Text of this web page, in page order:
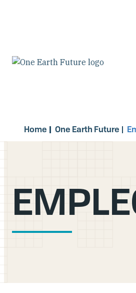
Home One Earth Future